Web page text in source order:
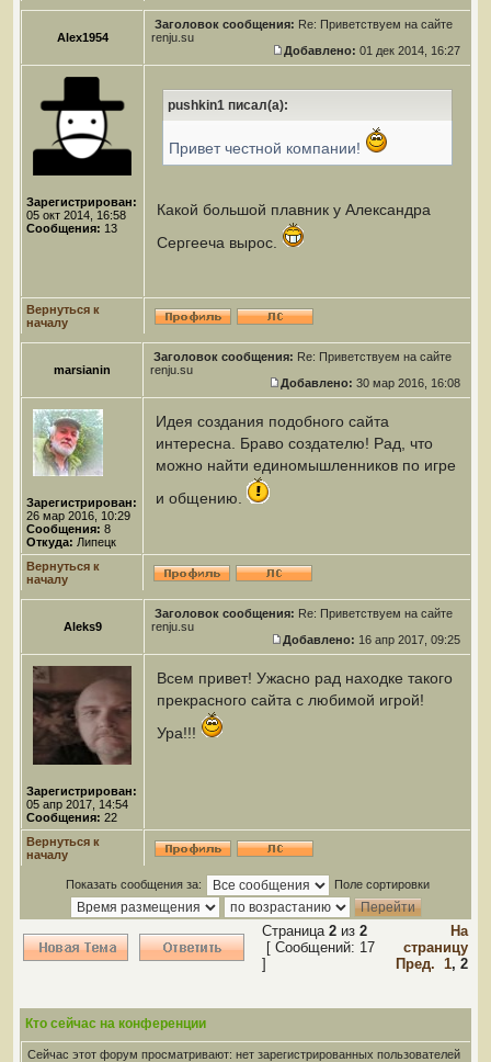
Alex1954
Заголовок сообщения: Re: Приветствуем на сайте
renju.su
Добавлено: 01 дек 2014, 16:27
Зарегистрирован:
05 окт 2014, 16:58
Сообщения: 13
pushkin1 писал(а):
Привет честной компании!
Какой большой плавник у Александра
Сергееча вырос.
Вернуться к
началу
marsianin
Заголовок сообщения: Re: Приветствуем на сайте
renju.su
Добавлено: 30 мар 2016, 16:08
Зарегистрирован:
26 мар 2016, 10:29
Сообщения: 8
Откуда: Липецк
Идея создания подобного сайта
интересна. Браво создателю! Рад, что
можно найти единомышленников по игре
и общению.
Вернуться к
началу
Aleks9
Заголовок сообщения: Re: Приветствуем на сайте
renju.su
Добавлено: 16 апр 2017, 09:25
Зарегистрирован:
05 апр 2017, 14:54
Сообщения: 22
Всем привет! Ужасно рад находке такого
прекрасного сайта с любимой игрой!
Ура!!!
Вернуться к
началу
Показать сообщения за: Поле сортировки
Страница 2 из 2
[ Сообщений: 17
]
На
страницу
Пред. 1, 2
Кто сейчас на конференции
Сейчас этот форум просматривают: нет зарегистрированных пользователей